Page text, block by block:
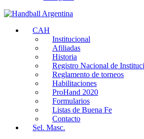
CAH
Institucional
Afiliadas
Historia
Registro Nacional de
Reglamento de torneos
Habilitaciones
ProHand 2020
Formularios
Listas de Buena Fe
Contacto
Sel. Masc.